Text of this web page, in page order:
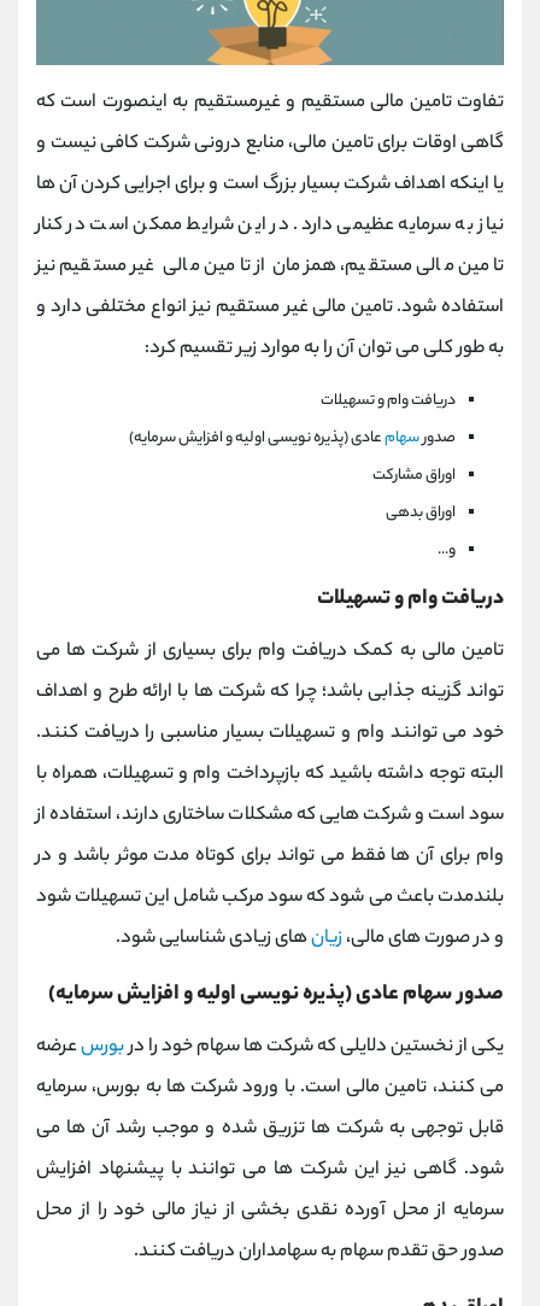
تفاوت تامین مالی مستقیم و غیرمستقیم به اینصورت است که
گاهی اوقات برای تامین مالی، منابع درونی شرکت کافی نیست و
یا اینکه اهداف شرکت بسیار بزرگ است و برای اجرایی کردن آن ها
نیاز به سرمایه عظیمی دارد. در این شرایط ممکن است در کنار
تامین مالی مستقیم، همزمان از تامین مالی غیر مستقیم نیز
استفاده شود. تامین مالی غیر مستقیم نیز انواع مختلفی دارد و
به طور کلی می توان آن را به موارد زیر تقسیم کرد:
دریافت وام و تسهیلات
صدورسهامعادی (پذیره نویسی اولیه و افزایش سرمایه)
اوراق مشارکت
اوراق بدهی
و...
دریافت وام و تسهیلات
تامین مالی به کمک دریافت وام برای بسیاری از شرکت ها می
تواند گزینه جذابی باشد؛ چرا که شرکت ها با ارائه طرح و اهداف
خود می توانند وام و تسهیلات بسیار مناسبی را دریافت کنند.
البته توجه داشته باشید که بازپرداخت وام و تسهیلات، همراه با
سود است و شرکت هایی که مشکلات ساختاری دارند، استفاده از
وام برای آن ها فقط می تواند برای کوتاه مدت موثر باشد و در
بلندمدت باعث می شود که سود مرکب شامل این تسهیلات شود
و در صورت های مالی، زیانهای زیادی شناسایی شود.
صدور سهام عادی (پذیره نویسی اولیه و افزایش سرمایه)
یکی از نخستین دلایلی که شرکت ها سهام خود را دربورسعرضه
می کنند، تامین مالی است. با ورود شرکت ها به بورس، سرمایه
قابل توجهی به شرکت ها تزریق شده و موجب رشد آن ها می
شود. گاهی نیز این شرکت ها می توانند با پیشنهاد افزایش
سرمایه از محل آورده نقدی بخشی از نیاز مالی خود را از محل
صدور حق تقدم سهام به سهامداران دریافت کنند.